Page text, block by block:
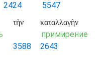
2424
5547
τὴν
3588
καταλλαγὴν
примирение
2643